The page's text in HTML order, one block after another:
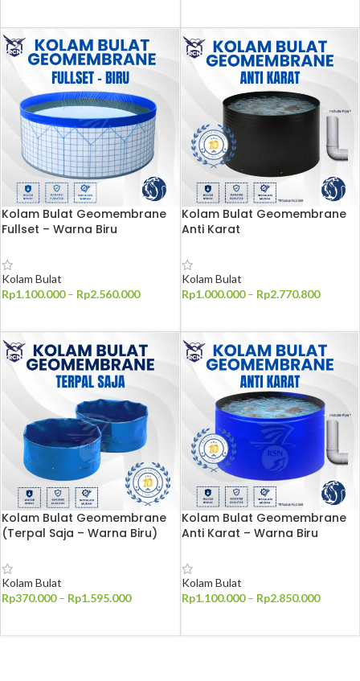
Kolam Bulat Geomembrane
Fullset – Warna Biru
Kolam Bulat
Rp1.100.000 – Rp2.560.000
Kolam Bulat Geomembrane
Anti Karat
Kolam Bulat
Rp1.000.000 – Rp2.770.800
Kolam Bulat Geomembrane
(Terpal Saja – Warna Biru)
Kolam Bulat
Rp370.000 – Rp1.595.000
Kolam Bulat Geomembrane
Anti Karat – Warna Biru
Kolam Bulat
Rp1.100.000 – Rp2.850.000